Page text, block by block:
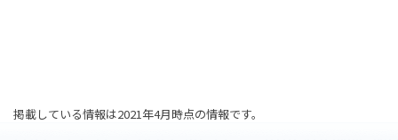
掲載している情報は2021年4月時点の情報です。